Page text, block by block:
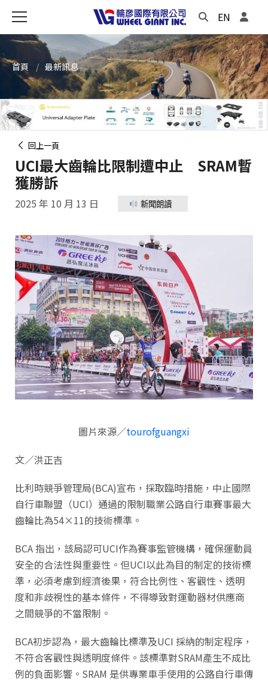
EN
首頁 最新訊息
回上一頁
UCI最大齒輪比限制遭中止 SRAM暫
獲勝訴
2025 年 10 月 13 日 新聞朗讀
圖片來源／tourofguangxi
文／洪正吉
比利時競爭管理局(BCA)宣布，採取臨時措施，中止國際
自行車聯盟（UCI）通過的限制職業公路自行車賽事最大
齒輪比為54×11的技術標準。
BCA 指出，該局認可UCI作為賽事監管機構，確保運動員
安全的合法性與重要性。但UCI以此為目的制定的技術標
準，必須考慮到經濟後果，符合比例性、客觀性、透明
度和非歧視性的基本條件，不得導致對運動器材供應商
之間競爭的不當限制。
BCA初步認為，最大齒輪比標準及UCI 採納的制定程序，
不符合客觀性與透明度條件。該標準對SRAM產生不成比
例的負面影響。SRAM 是供專業車手使用的公路自行車傳